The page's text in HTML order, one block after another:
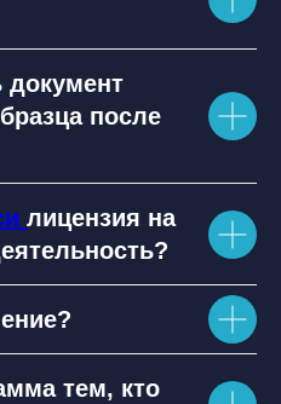
после
лицензия на
тем, кто